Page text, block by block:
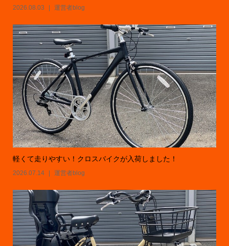
2026.08.03 運営者blog
軽くて走りやすい！クロスバイクが入荷しました！
2026.07.14 運営者blog